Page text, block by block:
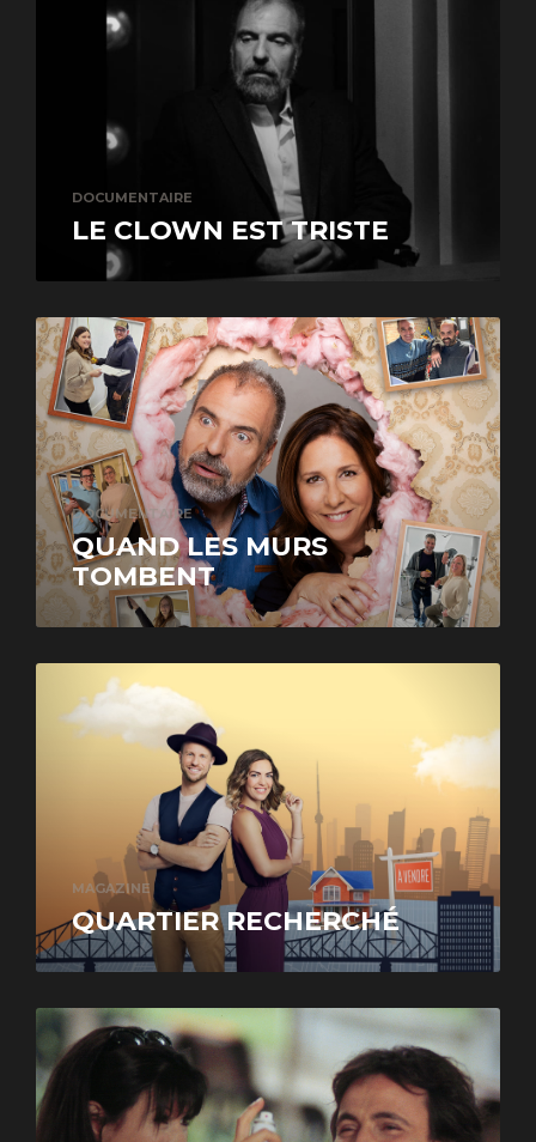
DOCUMENTAIRE
LE CLOWN EST TRISTE
DOCUMENTAIRE
QUAND LES MURS
TOMBENT
MAGAZINE
QUARTIER RECHERCHÉ